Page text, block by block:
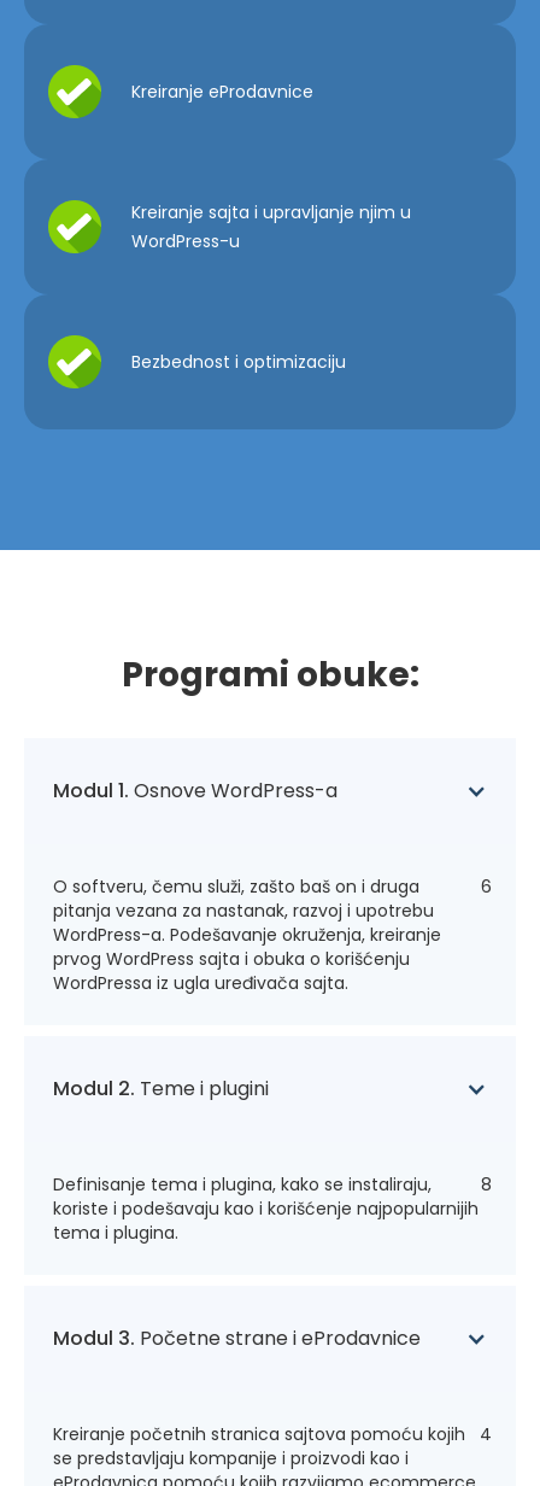
Kreiranje eProdavnice
Kreiranje sajta i upravljanje njim u
WordPress-u
Bezbednost i optimizaciju
Programi obuke:
Modul 1. Osnove WordPress-a
O softveru, čemu služi, zašto baš on i druga
pitanja vezana za nastanak, razvoj i upotrebu
WordPress-a. Podešavanje okruženja, kreiranje
prvog WordPress sajta i obuka o korišćenju
WordPressa iz ugla uređivača sajta.
6
Modul 2. Teme i plugini
Definisanje tema i plugina, kako se instaliraju,
koriste i podešavaju kao i korišćenje najpopularnijih
tema i plugina.
8
Modul 3. Početne strane i eProdavnice
Kreiranje početnih stranica sajtova pomoću kojih
se predstavljaju kompanije i proizvodi kao i
4